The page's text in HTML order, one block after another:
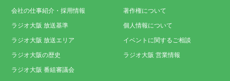
会社の仕事紹介・採用情報
ラジオ大阪 放送基準
ラジオ大阪 放送エリア
ラジオ大阪の歴史
ラジオ大阪 番組審議会
著作権について
個人情報について
イベントに関するご相談
ラジオ大阪 営業情報